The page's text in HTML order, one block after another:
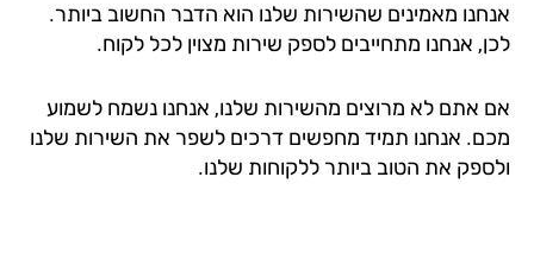
מאמינים שהשירות שלנו הוא הדבר החשוב ביותר.
אנחנו מתחייבים לספק שירות מצוין לכל לקוח.
אתם לא מרוצים מהשירות שלנו, אנחנו נשמח לשמוע
אנחנו תמיד מחפשים דרכים לשפר את השירות שלנו
את הטוב ביותר ללקוחות שלנו.